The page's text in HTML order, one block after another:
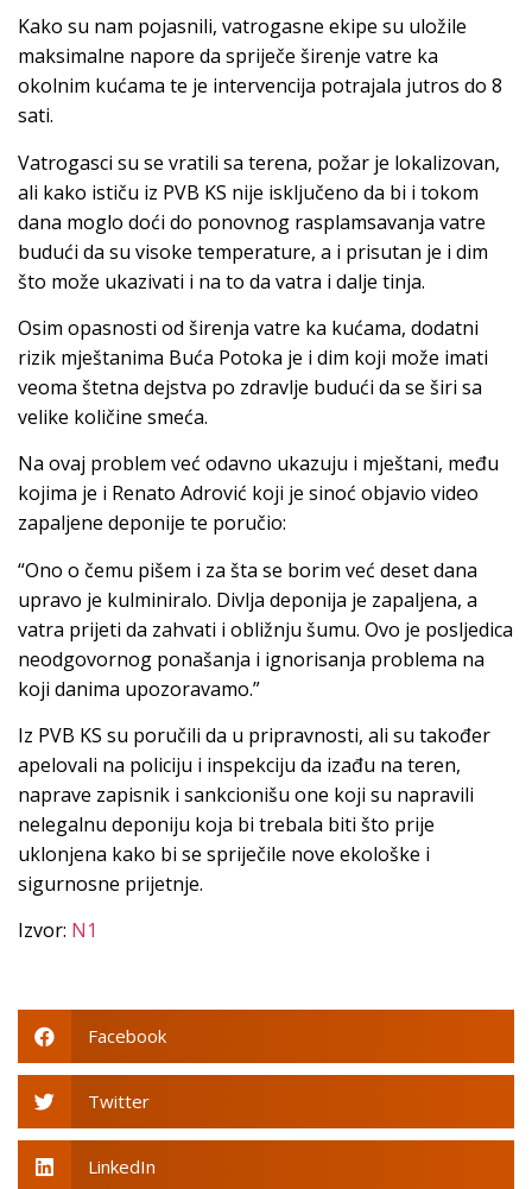
Kako su nam pojasnili, vatrogasne ekipe su uložile
maksimalne napore da spriječe širenje vatre ka
okolnim kućama te je intervencija potrajala jutros do 8
sati.
Vatrogasci su se vratili sa terena, požar je lokalizovan,
ali kako ističu iz PVB KS nije isključeno da bi i tokom
dana moglo doći do ponovnog rasplamsavanja vatre
budući da su visoke temperature, a i prisutan je i dim
što može ukazivati i na to da vatra i dalje tinja.
Osim opasnosti od širenja vatre ka kućama, dodatni
rizik mještanima Buća Potoka je i dim koji može imati
veoma štetna dejstva po zdravlje budući da se širi sa
velike količine smeća.
Na ovaj problem već odavno ukazuju i mještani, među
kojima je i Renato Adrović koji je sinoć objavio video
zapaljene deponije te poručio:
“Ono o čemu pišem i za šta se borim već deset dana
upravo je kulminiralo. Divlja deponija je zapaljena, a
vatra prijeti da zahvati i obližnju šumu. Ovo je posljedica
neodgovornog ponašanja i ignorisanja problema na
koji danima upozoravamo.”
Iz PVB KS su poručili da u pripravnosti, ali su također
apelovali na policiju i inspekciju da izađu na teren,
naprave zapisnik i sankcionišu one koji su napravili
nelegalnu deponiju koja bi trebala biti što prije
uklonjena kako bi se spriječile nove ekološke i
sigurnosne prijetnje.
Izvor: N1
Facebook
Twitter
LinkedIn